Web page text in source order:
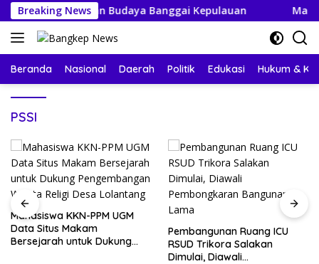
Langsung
ke
konten
Breaking News
Perayaan Budaya Banggai Kepulauan Mahasiswa
Beranda Nasional Daerah Politik Edukasi Hukum &
PSSI
Mahasiswa KKN-PPM UGM
Data Situs Makam
Bersejarah untuk Dukung
Pembangunan Ruang ICU
RSUD Trikora Salakan
Dimulai, Diawali